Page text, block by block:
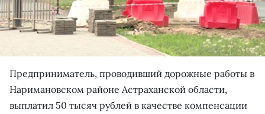
Предприниматель, проводивший дорожные работы в
Наримановском районе Астраханской области,
выплатил 50 тысяч рублей в качестве компенсации